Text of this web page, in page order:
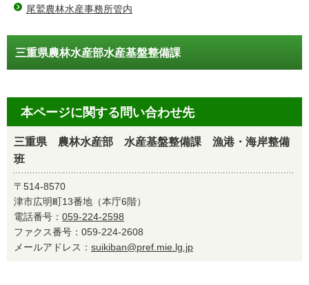
尾鷲農林水産事務所管内
三重県農林水産部水産基盤整備課
本ページに関する問い合わせ先
三重県 農林水産部 水産基盤整備課 漁港・海岸整備
班
〒514-8570
津市広明町13番地（本庁6階）
電話番号： 059-224-2598
ファクス番号：059-224-2608
メールアドレス： suikiban@pref.mie.lg.jp